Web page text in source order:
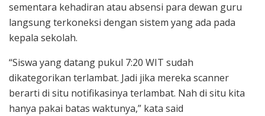
sementara kehadiran atau absensi para dewan guru
langsung terkoneksi dengan sistem yang ada pada
kepala sekolah.
“Siswa yang datang pukul 7:20 WIT sudah
dikategorikan terlambat. Jadi jika mereka scanner
berarti di situ notifikasinya terlambat. Nah di situ kita
hanya pakai batas waktunya,” kata said